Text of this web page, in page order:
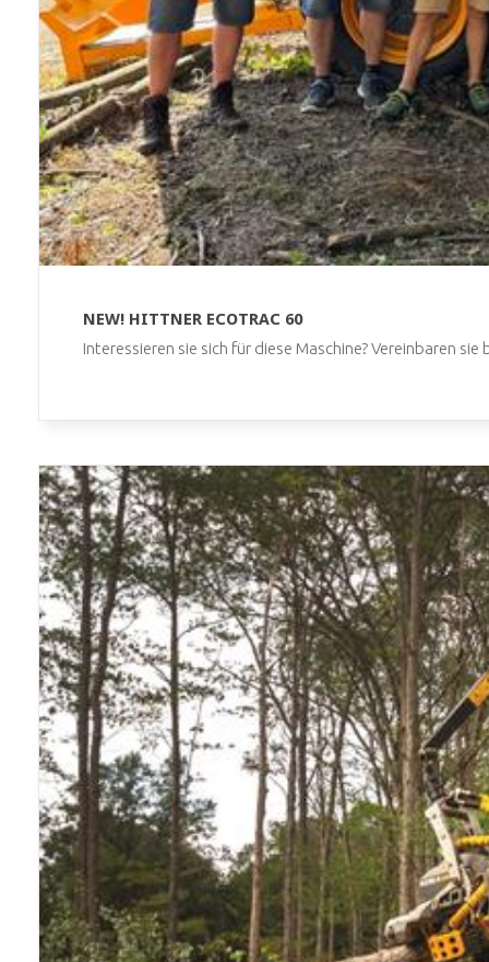
NEW! HITTNER ECOTRAC 60
Interessieren sie sich für diese Maschine? Vereinbaren